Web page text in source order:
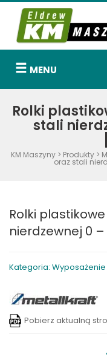
MENU
Rolki
stali
KM Maszyny > Produkty >
oraz stali
Rolki
nierdzewnej 0 –
Kategoria:
Pobierz aktualną